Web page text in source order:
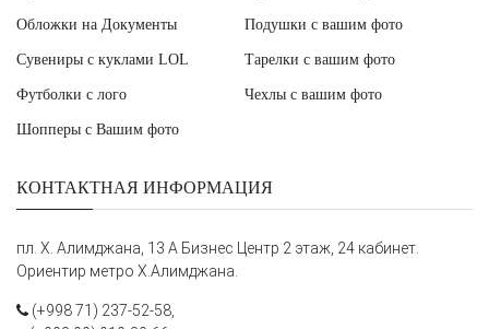
Обложки на Документы Подушки с вашим фото
Сувениры с куклами LOL Тарелки с вашим фото
Футболки с лого Чехлы с вашим фото
Шопперы с Вашим фото
КОНТАКТНАЯ ИНФОРМАЦИЯ
пл. Х. Алимджана, 13 А Бизнес Центр 2 этаж, 24 кабинет.
Ориентир метро Х.Алимджана.
(+998 71) 237-52-58,